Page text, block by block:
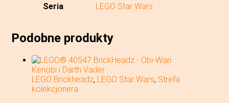
Seria LEGO Star Wars
Podobne produkty
LEGO Brickheadz, LEGO Star Wars, Strefa
kolekcjonera